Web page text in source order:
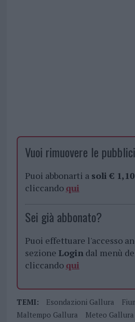
Vuoi rimuovere le
Puoi abbonarti a soli €
cliccando qui
Sei già abbonato?
Puoi effettuare l'accesso
sezione Logindal menù
cliccando qui
TEMI: Esondazioni Gallura
Maltempo Gallura
Meteo Gallura